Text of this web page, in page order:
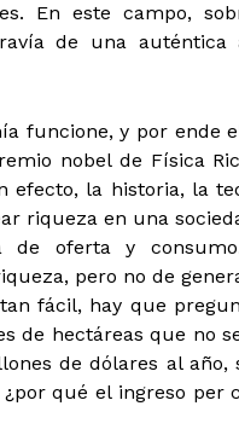
En este campo,
de una
funcione, y por ende
nobel de Física
efecto, la historia, la
riqueza en una
de oferta y
pero no de
fácil, hay que
de hectáreas que no
de dólares al
qué el ingreso per